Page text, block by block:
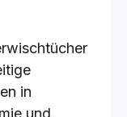
in
und